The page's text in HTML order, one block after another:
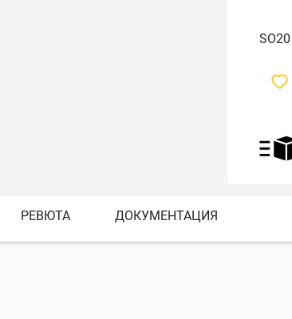
SO20
РЕВЮТА ДОКУМЕНТАЦИЯ